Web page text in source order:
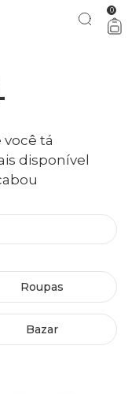
0
você tá
disponível
Roupas
Bazar